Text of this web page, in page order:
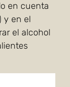
en cuenta
y en el
el alcohol